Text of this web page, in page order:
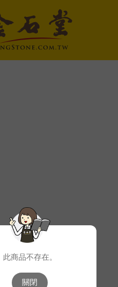
此商品不存在。
關閉